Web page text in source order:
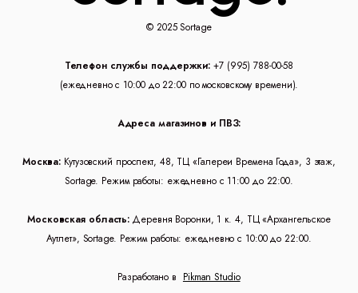
© 2025 Sortage
Телефон службы поддержки: +7 (995) 788-00-58
(ежедневно с 10:00 до 22:00 по московскому времени).
Адреса магазинов и ПВЗ:
Москва: Кутузовский проспект, 48, ТЦ «Галереи Времена Года», 3 этаж,
Sortage. Режим работы: ежедневно с 11:00 до 22:00.
Московская область: Деревня Воронки, 1 к. 4, ТЦ «Архангельское
Аутлет», Sortage. Режим работы: ежедневно с 10:00 до 22:00.
Разработано в Pikman Studio